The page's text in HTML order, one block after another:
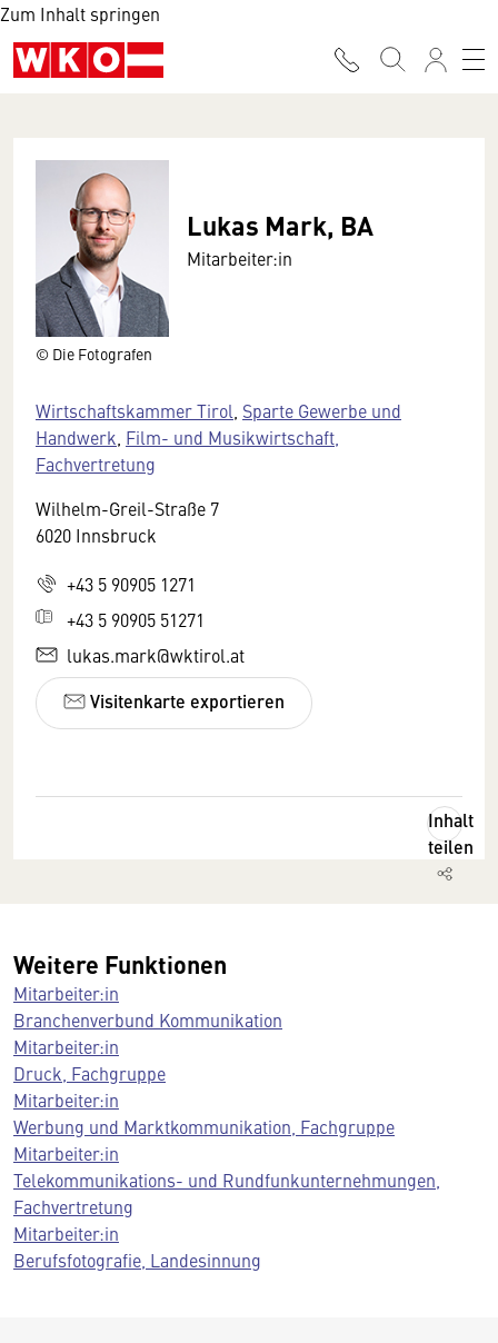
Zum Inhalt springen
© Die Fotografen
Lukas Mark, BA
Mitarbeiter:in
Wirtschaftskammer Tirol Sparte Gewerbe und
Handwerk Film- und Musikwirtschaft,
Fachvertretung
Wilhelm-Greil-Straße 7
6020 Innsbruck
+43 5 90905 1271
+43 5 90905 51271
lukas.mark@wktirol.at
Visitenkarte exportieren
Inhalt
teilen
Weitere Funktionen
Mitarbeiter:in
Branchenverbund Kommunikation
Mitarbeiter:in
Druck, Fachgruppe
Mitarbeiter:in
Werbung und Marktkommunikation, Fachgruppe
Mitarbeiter:in
Telekommunikations- und Rundfunkunternehmungen,
Fachvertretung
Mitarbeiter:in
Berufsfotografie, Landesinnung